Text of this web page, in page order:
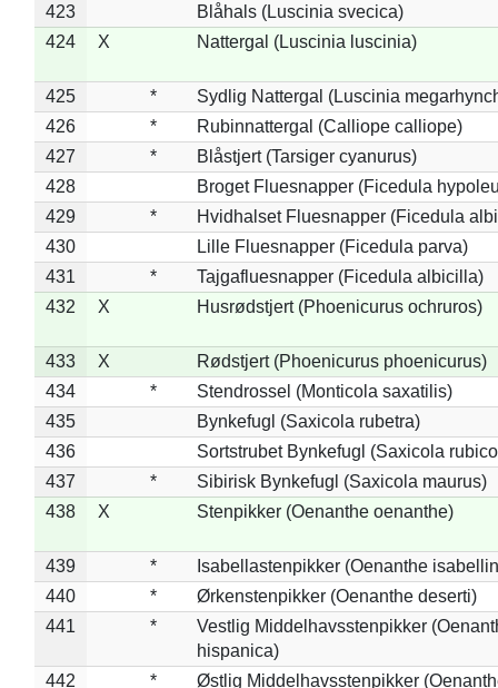
423
Blåhals (Luscinia svecica)
424
X Nattergal (Luscinia luscinia)
425 *
Sydlig Nattergal (Luscinia
426
*
Rubinnattergal (Calliope calliope)
427
*
Blåstjert (Tarsiger cyanurus)
428
Broget Fluesnapper (Ficedula
429
*
Hvidhalset Fluesnapper (Ficedula
430
Lille Fluesnapper (Ficedula parva)
431
*
Tajgafluesnapper (Ficedula albicilla)
432
X Husrødstjert (Phoenicurus ochruros)
433 X
Rødstjert (Phoenicurus phoenicurus)
434
*
Stendrossel (Monticola saxatilis)
435
Bynkefugl (Saxicola rubetra)
436
Sortstrubet Bynkefugl (Saxicola
437
*
Sibirisk Bynkefugl (Saxicola maurus)
438
X Stenpikker (Oenanthe oenanthe)
439 *
Isabellastenpikker (Oenanthe
440
*
Ørkenstenpikker (Oenanthe deserti)
441
*
Vestlig Middelhavsstenpikker
hispanica)
442
*
Østlig Middelhavsstenpikker